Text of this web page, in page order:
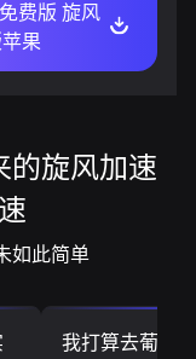
费版 旋风
果
的旋风加速
如此简单
我打算去葡萄